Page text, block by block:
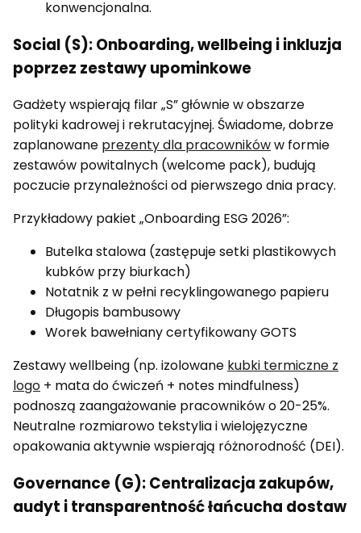
konwencjonalna.
Social (S): Onboarding, wellbeing i inkluzja
poprzez zestawy upominkowe
Gadżety wspierają filar „S” głównie w obszarze
polityki kadrowej i rekrutacyjnej. Świadome, dobrze
zaplanowane prezenty dla pracownikóww formie
zestawów powitalnych (welcome pack), budują
poczucie przynależności od pierwszego dnia pracy.
Przykładowy pakiet „Onboarding ESG 2026”:
Butelka stalowa (zastępuje setki plastikowych
kubków przy biurkach)
Notatnik z w pełni recyklingowanego papieru
Długopis bambusowy
Worek bawełniany certyfikowany GOTS
Zestawy wellbeing (np. izolowane kubki termiczne z
logo + mata do ćwiczeń + notes mindfulness)
podnoszą zaangażowanie pracowników o 20-25%.
Neutralne rozmiarowo tekstylia i wielojęzyczne
opakowania aktywnie wspierają różnorodność (DEI).
Governance (G): Centralizacja zakupów,
audyt i transparentność łańcucha dostaw